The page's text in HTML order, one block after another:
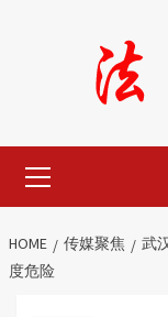
Menu
HOME 传媒聚焦
武
度危险